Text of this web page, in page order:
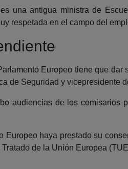
una antigua ministra de
respetada en el campo del
Europeo tiene que
de Seguridad y vicepresidente
audiencias de los comisarios
Europeo haya prestado su
de la Unión Europea